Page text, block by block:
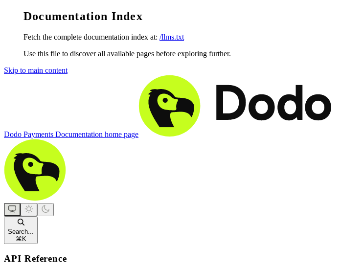
Documentation Index
Fetch the complete documentation index at: /llms.txt
Use this file to discover all available pages before exploring further.
Skip to main content
Dodo Payments Documentation home page
Search...
⌘ K
API Reference